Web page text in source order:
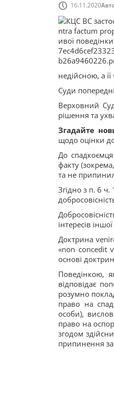
16.11.2020
недійсною, а
Суди
Верховний Суд
рішення та
Згадайте
щодо оцінки
До
факту
та не
Згідно з п. 6 ч.
інтересів
Доктрина
«non concedit
основі
Поведінкою,
відповідає
розумно
право на
особи),
право на
згодом
припинення